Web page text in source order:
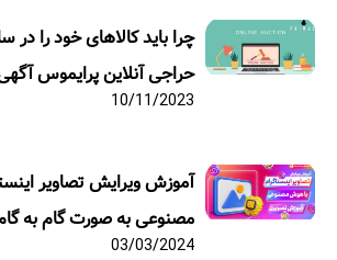
چرا باید کالاهای خود را در
حراجی آنلاین پرایموس
10/11/2023
آموزش ویرایش تصاویر
مصنوعی به صورت گام به
03/03/2024